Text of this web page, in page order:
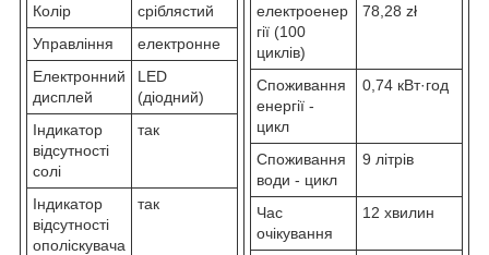
Колір
сріблястий
Управління
електронне
Електронний
дисплей
LED
(діодний)
Індикатор
відсутності
солі
так
Індикатор
відсутності
ополіскувача
так
електроенер
гії (100
циклів)
78,28 zł
Споживання
енергії -
цикл
0,74 кВт·год
Споживання
води - цикл
9 літрів
Час
очікування
12 хвилин